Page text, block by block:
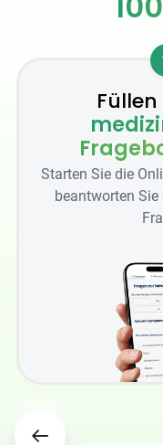
Füllen
Starten Sie die
beantworten